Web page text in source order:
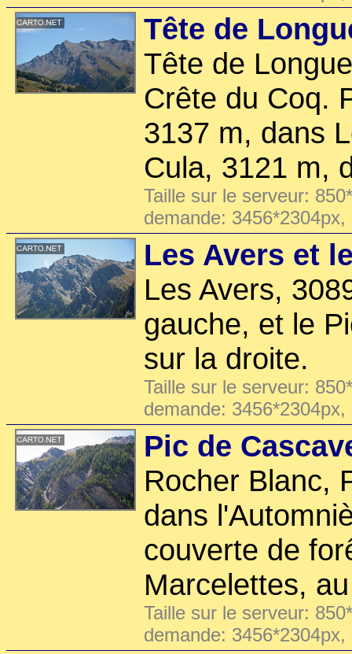
Tête de
Tête de
Crête du Coq.
3137 m, dans
Cula, 3121 m,
Taille sur le serveur:
demande:
Les Avers et
Les Avers,
gauche, et le
sur la droite.
Taille sur le serveur:
demande:
Pic de
Rocher Blanc,
dans
couverte de
Marcelettes,
Taille sur le serveur:
demande: